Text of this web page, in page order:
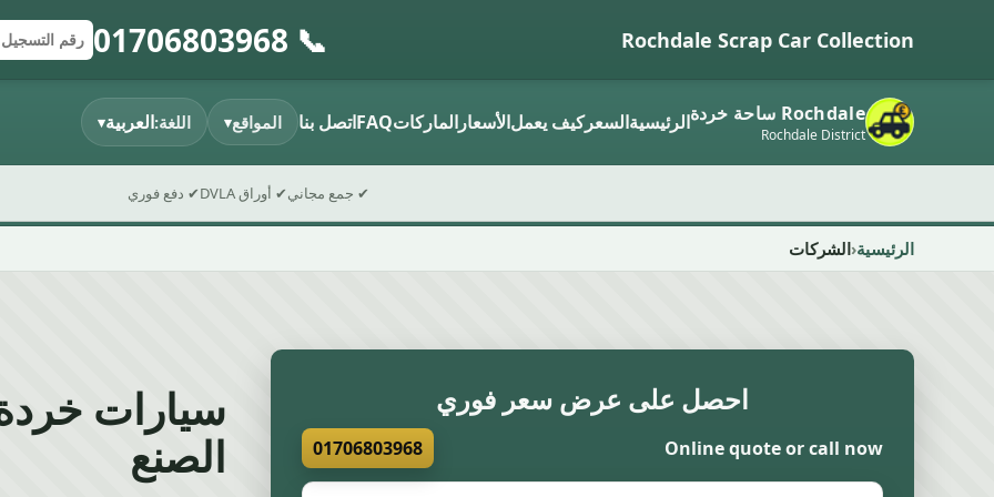
Rochdale Scrap Car Collection
📞 01706803968 رقم التسجيل
الرمز البريدي
إرسال النموذج
Rochdale ساحة خردة
Rochdale District الرئيسيةالسعركيف يعملالأسعارالماركاتFAQاتصل بنا المواقع▾ اللغة:العربية▾
✔ جمع مجاني✔ أوراق DVLA ✔ دفع فوري
الرئيسية الشركات
احصل على عرض سعر فوري
Online quote or call now
01706803968
الصنع